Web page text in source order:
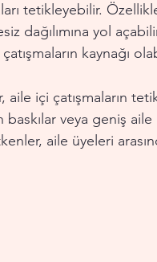
tetikleyebilir.
dağılımına yol
kaynağı
aile içi çatışmaların
baskılar veya geniş
aile üyeleri